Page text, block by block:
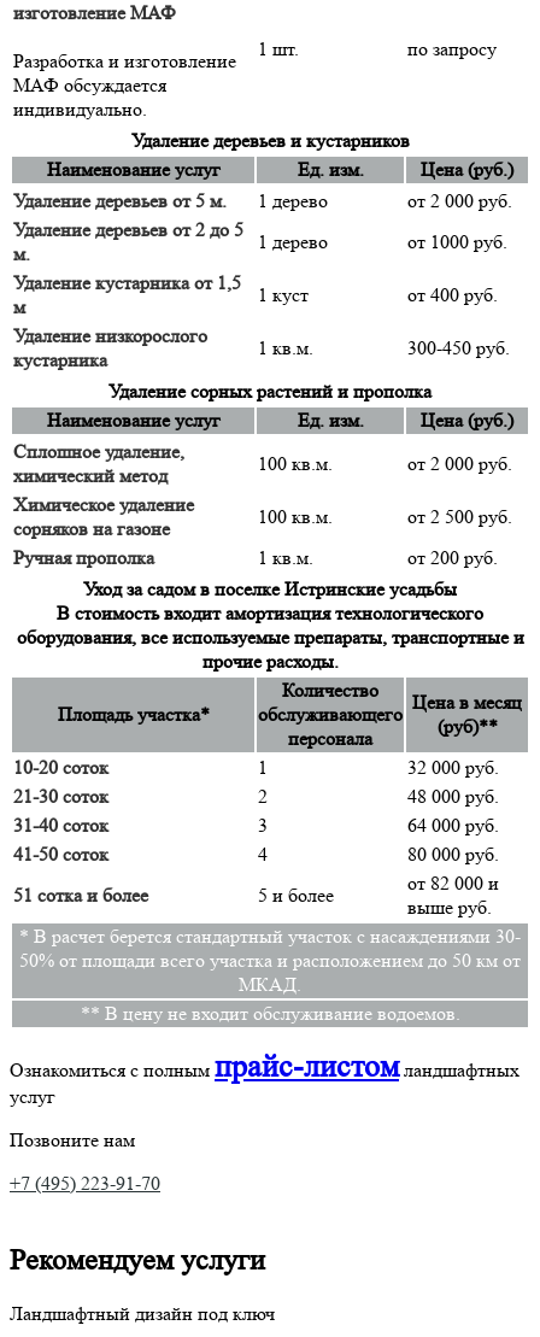
изготовление МАФ
Разработка и изготовление
МАФ обсуждается
индивидуально.
1 шт. по запросу
Удаление деревьев и кустарников
Наименование услуг
Ед. изм.
Цена (руб.)
Удаление деревьев от 5 м.
1 дерево
от 2 000 руб.
Удаление деревьев от 2 до 5
м.
1 дерево
от 1000 руб.
Удаление кустарника от 1,5
м
1 куст
от 400 руб.
Удаление низкорослого
кустарника
1 кв.м.
300-450 руб.
Удаление сорных растений и прополка
Наименование услуг
Ед. изм.
Цена (руб.)
Сплошное удаление,
химический метод
100 кв.м.
от 2 000 руб.
Химическое удаление
сорняков на газоне
100 кв.м.
от 2 500 руб.
Ручная прополка
1 кв.м.
от 200 руб.
Уход за садом в поселке Истринские усадьбы
В стоимость входит амортизация технологического
оборудования, все используемые препараты, транспортные и
прочие расходы.
Площадь участка*
Количество
обслуживающего
персонала
Цена в месяц
(руб)**
10-20 соток
1
32 000 руб.
21-30 соток
2
48 000 руб.
31-40 соток
3
64 000 руб.
41-50 соток
4
80 000 руб.
51 сотка и более
5 и более
от 82 000 и
выше руб.
* В расчет берется стандартный участок с насаждениями 30-
50% от площади всего участка и расположением до 50 км от
МКАД.
** В цену не входит обслуживание водоемов.
Ознакомиться с полным прайс-листомландшафтных
услуг
Позвоните нам
+7 (495) 223-91-70
Рекомендуем услуги
Ландшафтный дизайн под ключ